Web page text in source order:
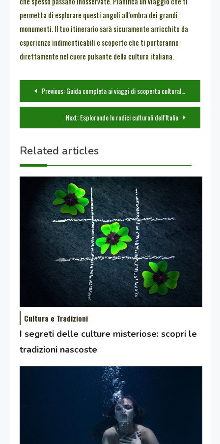
permetta di esplorare questi angoli all’ombra dei grandi
monumenti. Il tuo itinerario sarà sicuramente arricchito da
esperienze indimenticabili e scoperte che ti porteranno
direttamente nel cuore pulsante della cultura italiana.
Navigazione
articoli
Previous:Guida completa ai viaggi di scoperta culturale: come pianificare il tuo itinerario perfetto
Next:Esplorando le radici culturali dell’Italia
Related articles
Cultura e Tradizioni
I segreti delle culture misteriose: scopri le
tradizioni nascoste